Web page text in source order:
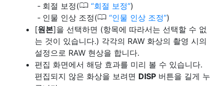
회절 보정(0 회절 보정 )
인물 인상 조정(0 인물 인상 조정 )
[원본]을 선택하면 (항목에 따라서는 선택할 수 없
는 것이 있습니다.) 각각의 RAW 화상의 촬영 시의
설정으로 RAW 현상을 합니다.
편집 화면에서 해당 효과를 미리 볼 수 있습니다.
편집되지 않은 화상을 보려면 DISP 버튼을 길게 누